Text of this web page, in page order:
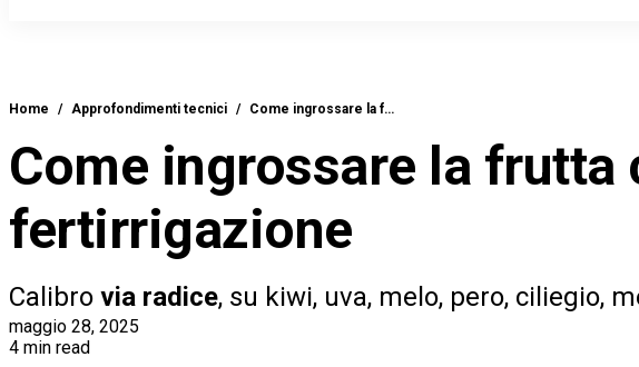
Home / Approfondimenti tecnici / Come ingrossare la f…
Come ingrossare la frutta
fertirrigazione
Calibro via radice, su kiwi, uva, melo, pero, ciliegio,
maggio 28, 2025
4 min read